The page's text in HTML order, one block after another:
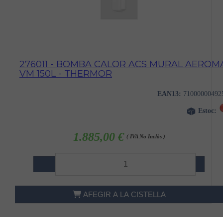
276011 - BOMBA CALOR ACS MURAL
VM 150L - THERMOR
EAN13:
Estoc:
1.885,00 € ( IVA No Inclòs )
−
AFEGIR A LA CISTELLA